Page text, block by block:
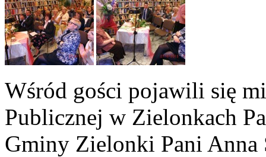
Wśród gości pojawili się
Publicznej w Zielonkach
Gminy Zielonki Pani Anna